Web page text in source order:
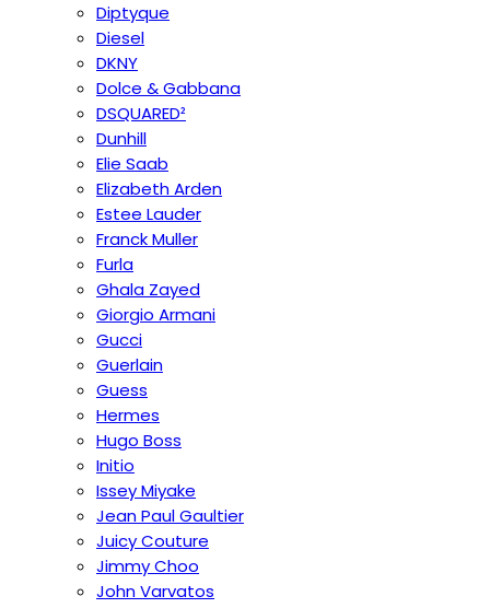
Diptyque
Diesel
DKNY
Dolce & Gabbana
DSQUARED²
Dunhill
Elie Saab
Elizabeth Arden
Estee Lauder
Franck Muller
Furla
Ghala Zayed
Giorgio Armani
Gucci
Guerlain
Guess
Hermes
Hugo Boss
Initio
Issey Miyake
Jean Paul Gaultier
Juicy Couture
Jimmy Choo
John Varvatos